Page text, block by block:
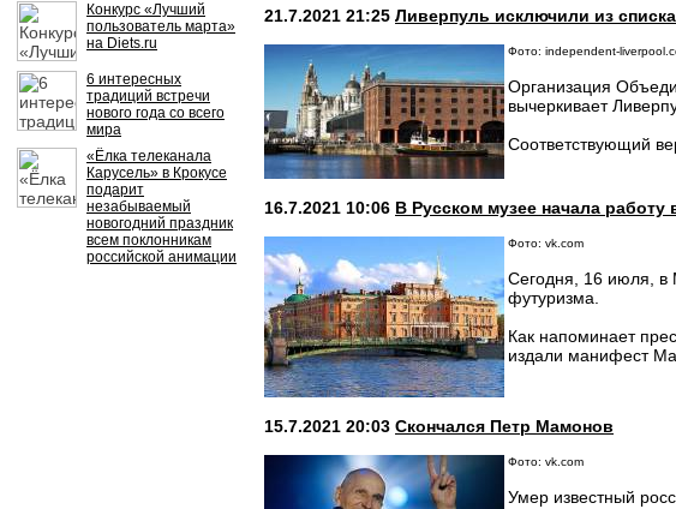
Конкурс «Лучший
пользователь марта»
на Diets.ru
6 интересных
традиций встречи
нового года со всего
мира
«Ёлка телеканала
Карусель» в Крокусе
подарит
незабываемый
новогодний праздник
всем поклонникам
российской анимации
21.7.2021 21:25 Ливерпуль исключили из
Фото: independent-
Организация
вычеркивает
Соответствующий
16.7.2021 10:06 В Русском музее начала работу
Фото: vk.com
Сегодня, 16 июля, в
футуризма.
Как напоминает
издали манифест
15.7.2021 20:03 Скончался Петр Мамонов
Фото: vk.com
Умер известный